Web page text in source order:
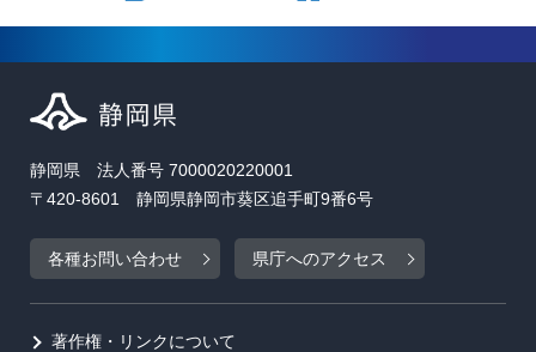
静岡県 法人番号 7000020220001
〒420-8601 静岡県静岡市葵区追手町9番6号
各種お問い合わせ 県庁へのアクセス
著作権・リンクについて